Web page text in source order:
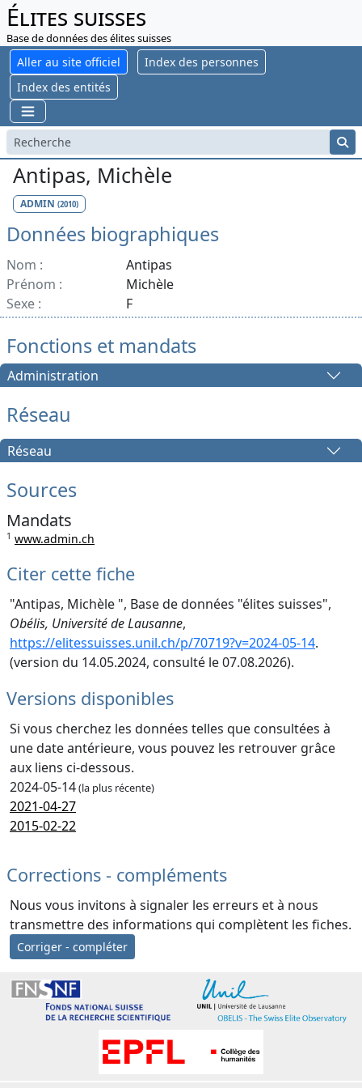
Élites suisses
Base de données des élites suisses
Aller au site officiel
Index des personnes
Index des entités
Antipas, Michèle
ADMIN (2010)
Données biographiques
Nom :
Antipas
Prénom :
Michèle
Sexe :
F
Fonctions et mandats
Administration
Réseau
Réseau
Sources
Mandats
1 www.admin.ch
Citer cette fiche
"Antipas, Michèle ", Base de données "élites suisses",
Obélis, Université de Lausanne,
https://elitessuisses.unil.ch/p/70719?v=2024-05-14.
(version du 14.05.2024, consulté le 07.08.2026).
Versions disponibles
Si vous cherchez les données telles que consultées à
une date antérieure, vous pouvez les retrouver grâce
aux liens ci-dessous.
2024-05-14(la plus récente)
2021-04-27
2015-02-22
Corrections - compléments
Nous vous invitons à signaler les erreurs et à nous
transmettre des informations qui complètent les fiches.
Corriger - compléter